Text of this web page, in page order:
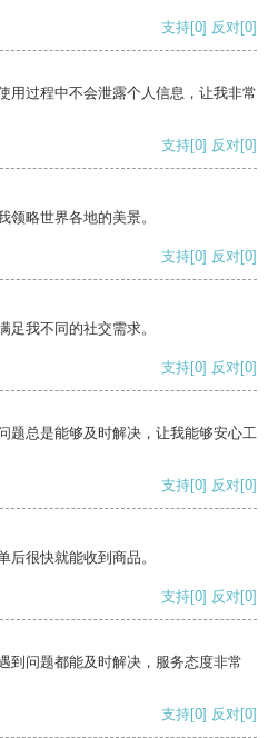
支持[0] 反对[0]
用过程中不会泄露个人信息，让我非常
支持[0] 反对[0]
领略世界各地的美景。
支持[0] 反对[0]
足我不同的社交需求。
支持[0] 反对[0]
题总是能够及时解决，让我能够安心工
支持[0] 反对[0]
后很快就能收到商品。
支持[0] 反对[0]
到问题都能及时解决，服务态度非常
支持[0] 反对[0]